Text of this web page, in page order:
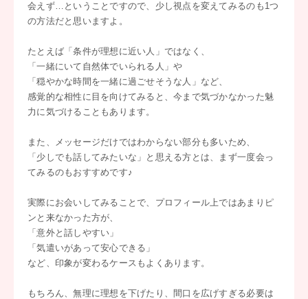
会えず…ということですので、少し視点を変えてみるのも1つ
の方法だと思いますよ。
たとえば「条件が理想に近い人」ではなく、
「一緒にいて自然体でいられる人」や
「穏やかな時間を一緒に過ごせそうな人」など、
感覚的な相性に目を向けてみると、今まで気づかなかった魅
力に気づけることもあります。
また、メッセージだけではわからない部分も多いため、
「少しでも話してみたいな」と思える方とは、まず一度会っ
てみるのもおすすめです♪
実際にお会いしてみることで、プロフィール上ではあまりピ
ンと来なかった方が、
「意外と話しやすい」
「気遣いがあって安心できる」
など、印象が変わるケースもよくあります。
もちろん、無理に理想を下げたり、間口を広げすぎる必要は